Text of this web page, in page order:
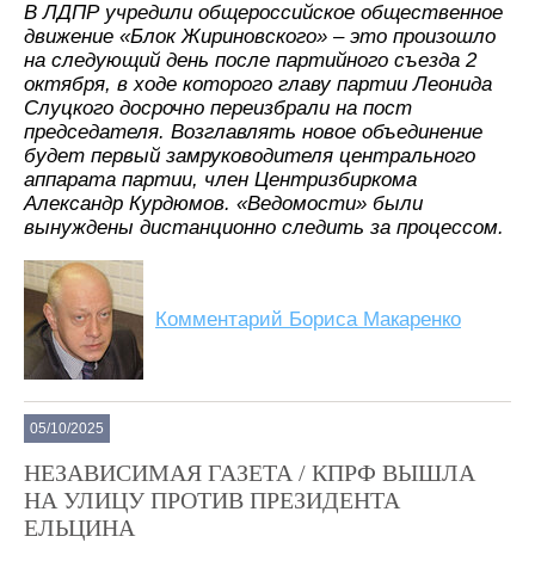
В ЛДПР учредили общероссийское общественное
движение «Блок Жириновского» – это произошло
на следующий день после партийного съезда 2
октября, в ходе которого главу партии Леонида
Слуцкого досрочно переизбрали на пост
председателя. Возглавлять новое объединение
будет первый замруководителя центрального
аппарата партии, член Центризбиркома
Александр Курдюмов. «Ведомости» были
вынуждены дистанционно следить за процессом.
Комментарий Бориса Макаренко
05/10/2025
НЕЗАВИСИМАЯ ГАЗЕТА / КПРФ ВЫШЛА
НА УЛИЦУ ПРОТИВ ПРЕЗИДЕНТА
ЕЛЬЦИНА